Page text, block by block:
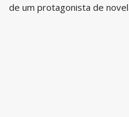
de um protagonista de